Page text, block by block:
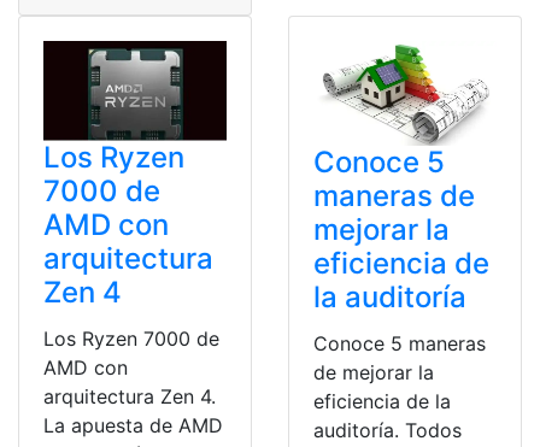
Los Ryzen
7000 de
AMD con
arquitectura
Zen 4
Los Ryzen 7000 de
AMD con
arquitectura Zen 4.
La apuesta de AMD
Conoce 5
maneras de
mejorar la
eficiencia de
la auditoría
Conoce 5 maneras
de mejorar la
eficiencia de la
auditoría. Todos